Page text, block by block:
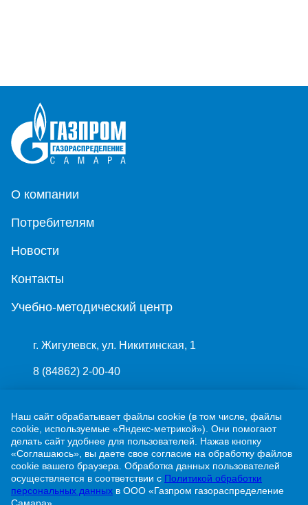
О компании
Потребителям
Новости
Контакты
Учебно-методический центр
г. Жигулевск, ул. Никитинская, 1
8 (84862) 2-00-40
Узнать статус договора о догазификации можно
по телефону:
8 (84862) 2-00-40 доб. 192
Наш сайт обрабатывает файлы cookie (в том числе, файлы
cookie, используемые «Яндекс-метрикой»). Они помогают
делать сайт удобнее для пользователей. Нажав кнопку
«Соглашаюсь», вы даете свое согласие на обработку файлов
cookie вашего браузера. Обработка данных пользователей
осуществляется в соответствии с Политикой обработки
персональных данных в ООО «Газпром газораспределение